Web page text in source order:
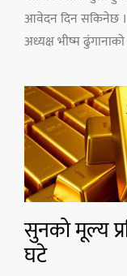
आवेदन दिन सकिनेछ ।
अध्यक्ष भीष्म
सुनको मूल्य
घटे